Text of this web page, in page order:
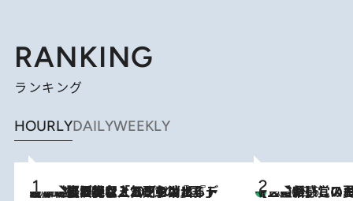
RANKING
ランキング
HOURLYDAILYWEEKLY
2026.8.5
【なぜ吉沢亮は「気配を消せる」のか？】興行収入208億の『国宝』を経て挑むミュージカル『ディア・エヴァン・ハンセン』。トップ俳優が舞台上でさらけ出した“孤独”とは 2026.8.6
【三重県】この夏絶対食べたい 冷やしておいしいおやつ3選 お餅×